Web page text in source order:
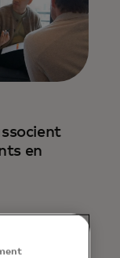
en